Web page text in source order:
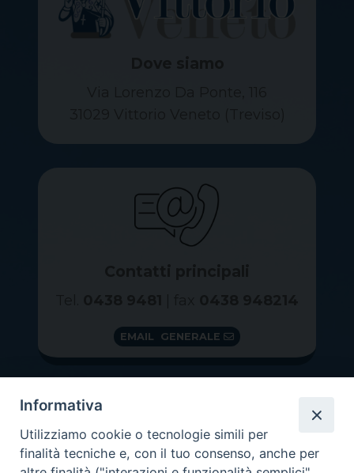
EMAIL GENERALE
Informativa
Utilizziamo cookie o tecnologie simili per
finalità tecniche e, con il tuo consenso, anche per